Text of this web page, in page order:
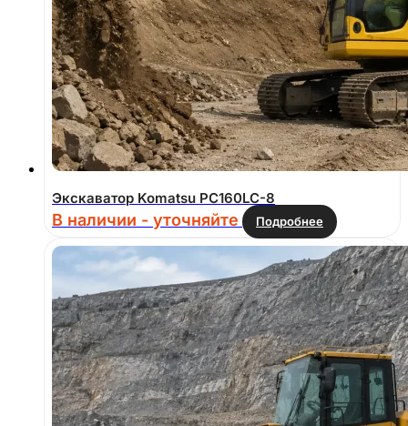
Экскаватор Komatsu PC160LC-8
В наличии - уточняйте Подробнее